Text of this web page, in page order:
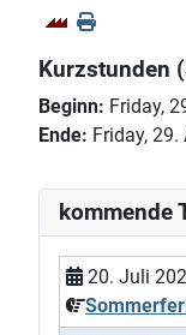
Kurzstunden
Beginn: Friday,
Ende: Friday,
kommende
20. Juli